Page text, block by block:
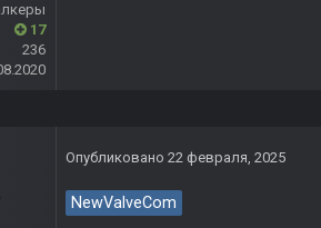
17
236
Опубликовано 22 февраля, 2025
NewValveCom